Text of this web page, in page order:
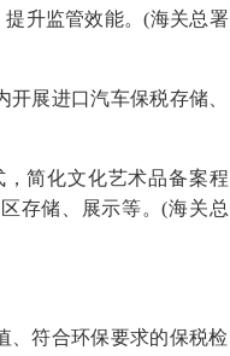
升监管效能。(海关总署
展进口汽车保税存储、
简化文化艺术品备案程
存储、展示等。(海关总
、符合环保要求的保税检